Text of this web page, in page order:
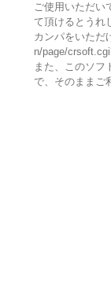
ご使用いただい
て頂けるとうれ
カンパをいただ
n/page/
また、このソフ
で、そのままご